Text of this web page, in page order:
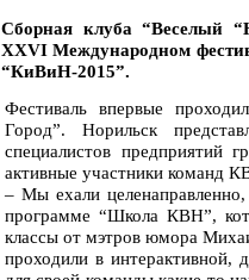
Сборная клуба “Веселый
XXVI Международном
“КиВиН-2015”.
Фестиваль впервые
Город”. Норильск
специалистов предприятий
активные участники команд
– Мы ехали
программе “Школа КВН”,
классы от мэтров юмора
проходили в интерактивной,